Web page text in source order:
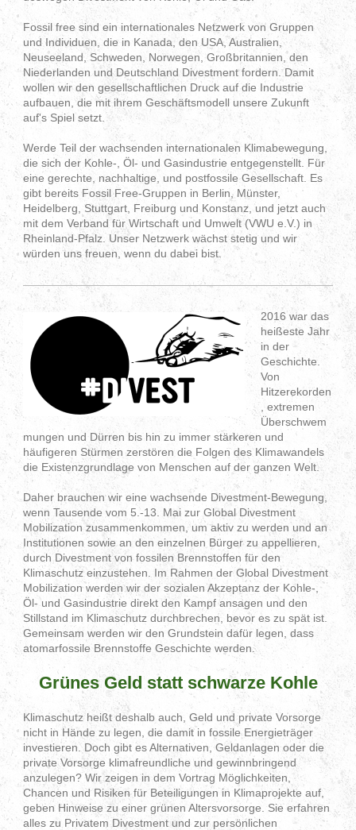
Fossil free sind ein internationales Netzwerk von Gruppen
und Individuen, die in Kanada, den USA, Australien,
Neuseeland, Schweden, Norwegen, Großbritannien, den
Niederlanden und Deutschland Divestment fordern. Damit
wollen wir den gesellschaftlichen Druck auf die Industrie
aufbauen, die mit ihrem Geschäftsmodell unsere Zukunft
auf's Spiel setzt.
Werde Teil der wachsenden internationalen Klimabewegung,
die sich der Kohle-, Öl- und Gasindustrie entgegenstellt. Für
eine gerechte, nachhaltige, und postfossile Gesellschaft. Es
gibt bereits Fossil Free-Gruppen in Berlin, Münster,
Heidelberg, Stuttgart, Freiburg und Konstanz, und jetzt auch
mit dem Verband für Wirtschaft und Umwelt (VWU e.V.) in
Rheinland-Pfalz. Unser Netzwerk wächst stetig und wir
würden uns freuen, wenn du dabei bist.
2016 war das
heißeste Jahr
in der
Geschichte.
Von
Hitzerekorden
, extremen
Überschwem
mungen und Dürren bis hin zu immer stärkeren und
häufigeren Stürmen zerstören die Folgen des Klimawandels
die Existenzgrundlage von Menschen auf der ganzen Welt.
Daher brauchen wir eine wachsende Divestment-Bewegung,
wenn Tausende vom 5.-13. Mai zur Global Divestment
Mobilization zusammenkommen, um aktiv zu werden und an
Institutionen sowie an den einzelnen Bürger zu appellieren,
durch Divestment von fossilen Brennstoffen für den
Klimaschutz einzustehen. Im Rahmen der Global Divestment
Mobilization werden wir der sozialen Akzeptanz der Kohle-,
Öl- und Gasindustrie direkt den Kampf ansagen und den
Stillstand im Klimaschutz durchbrechen, bevor es zu spät ist.
Gemeinsam werden wir den Grundstein dafür legen, dass
atomarfossile Brennstoffe Geschichte werden.
Grünes Geld statt schwarze Kohle
Klimaschutz heißt deshalb auch, Geld und private Vorsorge
nicht in Hände zu legen, die damit in fossile Energieträger
investieren. Doch gibt es Alternativen, Geldanlagen oder die
private Vorsorge klimafreundliche und gewinnbringend
anzulegen? Wir zeigen in dem Vortrag Möglichkeiten,
Chancen und Risiken für Beteiligungen in Klimaprojekte auf,
geben Hinweise zu einer grünen Altersvorsorge. Sie erfahren
alles zu Privatem Divestment und zur persönlichen